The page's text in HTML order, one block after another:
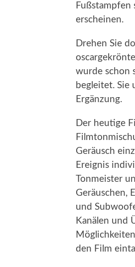
Fußstampfen
erscheinen.
Drehen Sie
wurde schon
begleitet. Sie
Ergänzung.
Der heutige
Geräusch
Ereignis
Tonmeister
Geräuschen,
und
Kanälen und
den Film